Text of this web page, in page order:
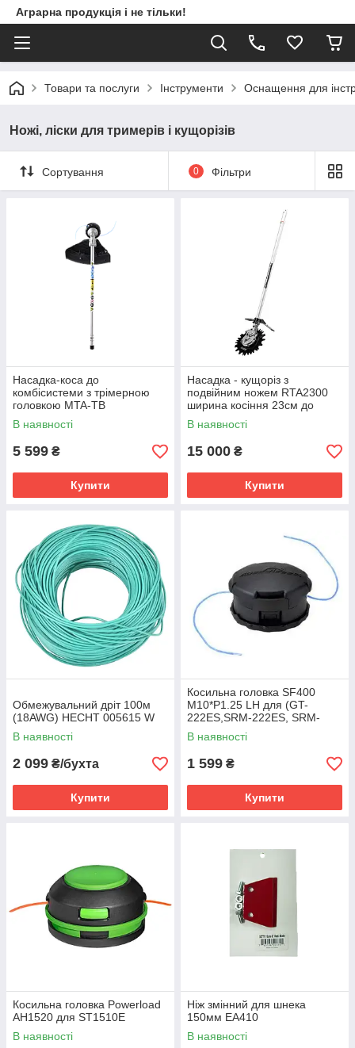
Аграрна продукція і не тільки!
Товари та послуги Інструменти Оснащення для
Ножі, ліски для тримерів і кущорізів
Сортування 0 Фільтри
Насадка-коса до
комбісистеми з трімерною
головкою MTA-TB
В наявності
5 599 ₴
Купити
Насадка - кущоріз з
подвійним ножем RTA2300
ширина косіння 23см до
комбісистеми PH1400E
В наявності
15 000 ₴
Купити
Обмежувальний дріт 100м
(18AWG) HECHT 005615 W
В наявності
2 099 ₴/бухта
Купити
Косильна головка SF400
М10*P1.25 LH для (GT-
222ES,SRM-222ES, SRM-
236TES, SRM-2620ES, SRM-
2620TES, SRM-3020TES)
В наявності
1 599 ₴
Купити
Косильна головка Powerload
AH1520 для ST1510E
В наявності
Ніж змінний для шнека
150мм EA410
В наявності